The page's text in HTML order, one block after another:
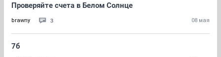
Проверяйте счета в Белом Солнце
brawny 3 08 мая
7б